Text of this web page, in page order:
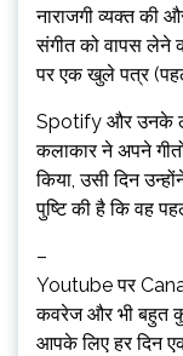
नाराजगी व्यक्त की
संगीत को वापस लेने
पर एक खुले पत्र (पहले
Spotify और उनके
कलाकार ने अपने
किया, उसी दिन
पुष्टि की है कि वह
–
Youtube पर
कवरेज और भी बहुत
आपके लिए हर दिन